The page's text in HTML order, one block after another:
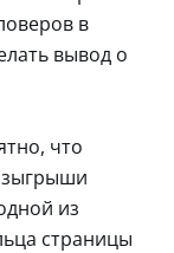
в
вывод о
что
из
страницы